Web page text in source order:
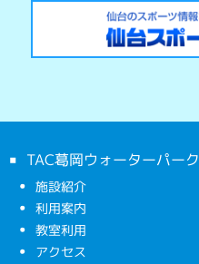
TAC葛岡ウォーターパーク
施設紹介
利用案内
教室利用
アクセス